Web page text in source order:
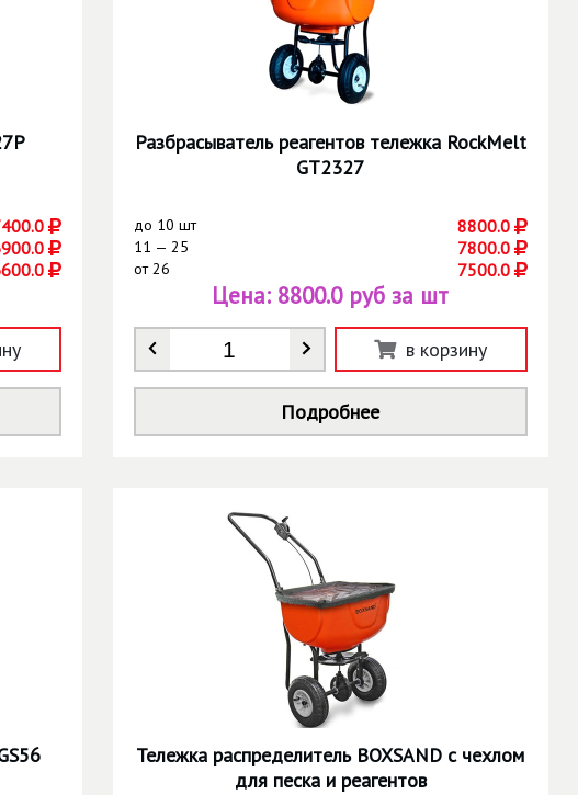
Разбрасыватель реагентов тележка RockMelt
GT2327
до 10 шт 8800.0
11 — 25 7800.0
от26 7500.0
Количество *
Цена: 8800.0 руб за шт
в корзину
Подробнее
Тележка распределитель BOXSAND с чехлом
для песка и реагентов